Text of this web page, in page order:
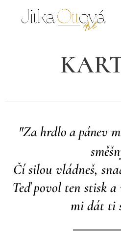
"Za hrdlo a pánev
Čí silou vládneš,
Teď povol ten stisk
mi dát ti